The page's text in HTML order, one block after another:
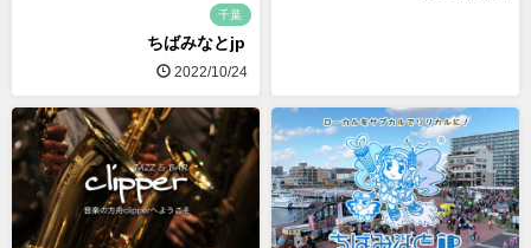
千葉
ちばみなとjp
2022/10/24